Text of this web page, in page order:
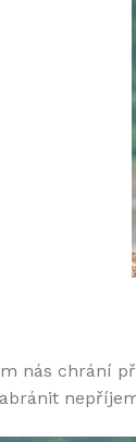
nás chrání